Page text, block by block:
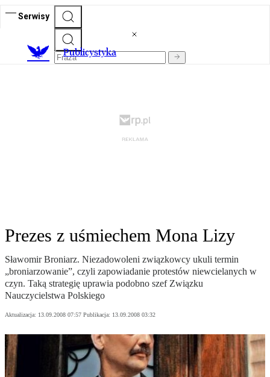
Serwisy
Publicystyka
Prezes z uśmiechem Mona Lizy
Sławomir Broniarz. Niezadowoleni związkowcy ukuli termin
„broniarzowanie”, czyli zapowiadanie protestów niewcielanych w
czyn. Taką strategię uprawia podobno szef Związku
Nauczycielstwa Polskiego
Aktualizacja: 13.09.2008 07:57 Publikacja: 13.09.2008 03:32